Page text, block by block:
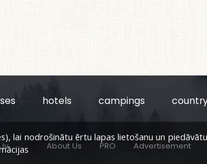
hotels campings
About Us PRO Advertisement
lai nodrošinātu ērtu lapas lietošanu un